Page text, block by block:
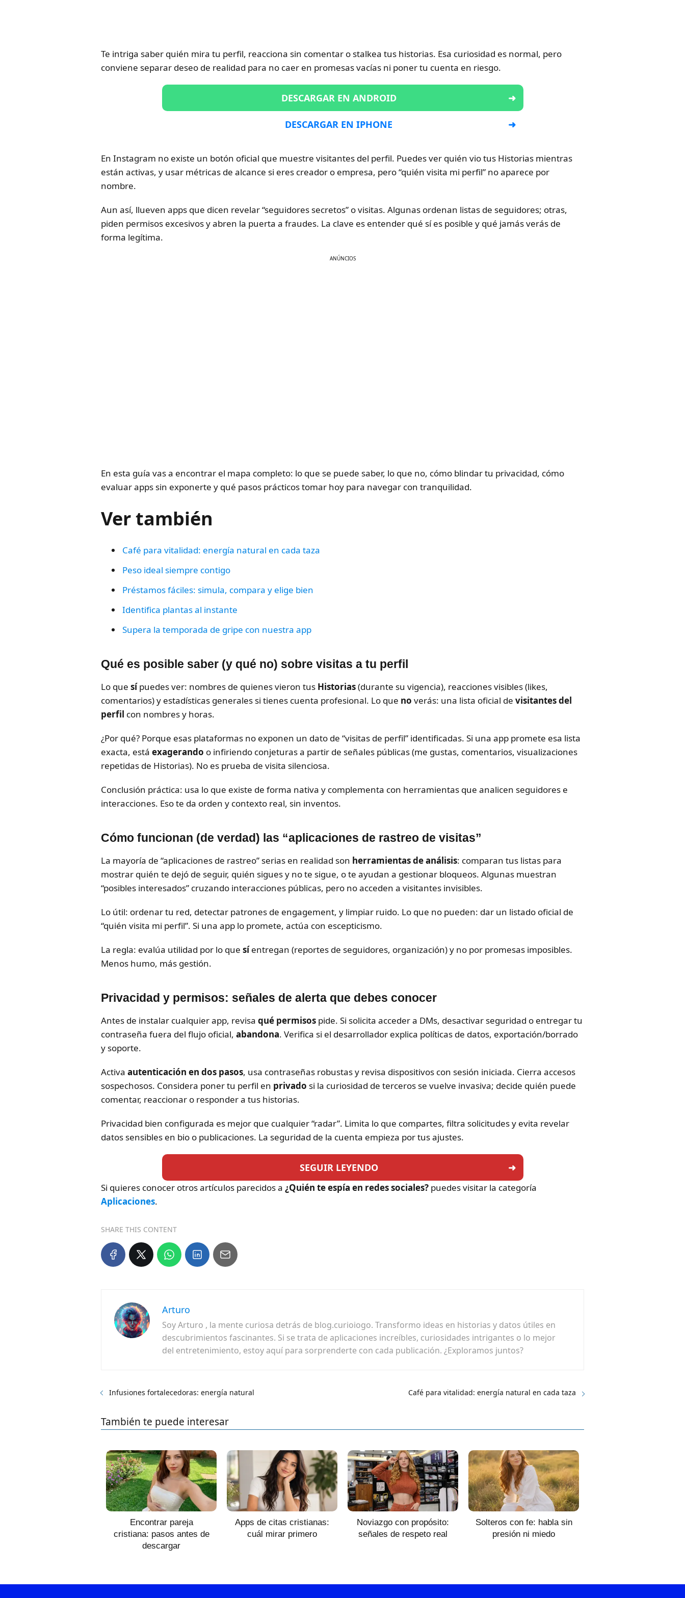
Te intriga saber quién mira tu perfil, reacciona sin comentar o stalkea tus historias. Esa curiosidad es normal, pero
conviene separar deseo de realidad para no caer en promesas vacías ni poner tu cuenta en riesgo.
DESCARGAR EN ANDROID
DESCARGAR EN IPHONE
En Instagram no existe un botón oficial que muestre visitantes del perfil. Puedes ver quién vio tus Historias mientras
están activas, y usar métricas de alcance si eres creador o empresa, pero “quién visita mi perfil” no aparece por
nombre.
Aun así, llueven apps que dicen revelar “seguidores secretos” o visitas. Algunas ordenan listas de seguidores; otras,
piden permisos excesivos y abren la puerta a fraudes. La clave es entender qué sí es posible y qué jamás verás de
forma legítima.
ANÚNCIOS
En esta guía vas a encontrar el mapa completo: lo que se puede saber, lo que no, cómo blindar tu privacidad, cómo
evaluar apps sin exponerte y qué pasos prácticos tomar hoy para navegar con tranquilidad.
Ver también
Café para vitalidad: energía natural en cada taza
Peso ideal siempre contigo
Préstamos fáciles: simula, compara y elige bien
Identifica plantas al instante
Supera la temporada de gripe con nuestra app
Qué es posible saber (y qué no) sobre visitas a tu perfil
Lo que sípuedes ver: nombres de quienes vieron tus Historias(durante su vigencia), reacciones visibles (likes,
comentarios) y estadísticas generales si tienes cuenta profesional. Lo que no verás: una lista oficial de visitantes del
perfil con nombres y horas.
¿Por qué? Porque esas plataformas no exponen un dato de “visitas de perfil” identificadas. Si una app promete esa lista
exacta, está exagerando o infiriendo conjeturas a partir de señales públicas (me gustas, comentarios, visualizaciones
repetidas de Historias). No es prueba de visita silenciosa.
Conclusión práctica: usa lo que existe de forma nativa y complementa con herramientas que analicen seguidores e
interacciones. Eso te da orden y contexto real, sin inventos.
Cómo funcionan (de verdad) las “aplicaciones de rastreo de visitas”
La mayoría de “aplicaciones de rastreo” serias en realidad son herramientas de análisis: comparan tus listas para
mostrar quién te dejó de seguir, quién sigues y no te sigue, o te ayudan a gestionar bloqueos. Algunas muestran
“posibles interesados” cruzando interacciones públicas, pero no acceden a visitantes invisibles.
Lo útil: ordenar tu red, detectar patrones de engagement, y limpiar ruido. Lo que no pueden: dar un listado oficial de
“quién visita mi perfil”. Si una app lo promete, actúa con escepticismo.
La regla: evalúa utilidad por lo que síentregan (reportes de seguidores, organización) y no por promesas imposibles.
Menos humo, más gestión.
Privacidad y permisos: señales de alerta que debes conocer
Antes de instalar cualquier app, revisa qué permisos pide. Si solicita acceder a DMs, desactivar seguridad o entregar tu
contraseña fuera del flujo oficial, abandona. Verifica si el desarrollador explica políticas de datos, exportación/borrado
y soporte.
Activa autenticación en dos pasos, usa contraseñas robustas y revisa dispositivos con sesión iniciada. Cierra accesos
sospechosos. Considera poner tu perfil en privado si la curiosidad de terceros se vuelve invasiva; decide quién puede
comentar, reaccionar o responder a tus historias.
Privacidad bien configurada es mejor que cualquier “radar”. Limita lo que compartes, filtra solicitudes y evita revelar
datos sensibles en bio o publicaciones. La seguridad de la cuenta empieza por tus ajustes.
SEGUIR LEYENDO
Si quieres conocer otros artículos parecidos a ¿Quién te espía en redes sociales? puedes visitar la categoría
Aplicaciones.
SHARE THIS CONTENT
Arturo
Soy Arturo , la mente curiosa detrás de blog.curioiogo. Transformo ideas en historias y datos útiles en
descubrimientos fascinantes. Si se trata de aplicaciones increíbles, curiosidades intrigantes o lo mejor
del entretenimiento, estoy aquí para sorprenderte con cada publicación. ¿Exploramos juntos?
Infusiones fortalecedoras: energía natural Café para vitalidad: energía natural en cada taza
También te puede interesar
Encontrar pareja
cristiana: pasos antes de
descargar
Apps de citas cristianas:
cuál mirar primero
Noviazgo con propósito:
señales de respeto real
Solteros con fe: habla sin
presión ni miedo